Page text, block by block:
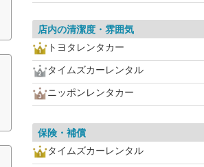
店内の清潔度・雰囲気
トヨタレンタカー
タイムズカーレンタル
ニッポンレンタカー
保険・補償
タイムズカーレンタル